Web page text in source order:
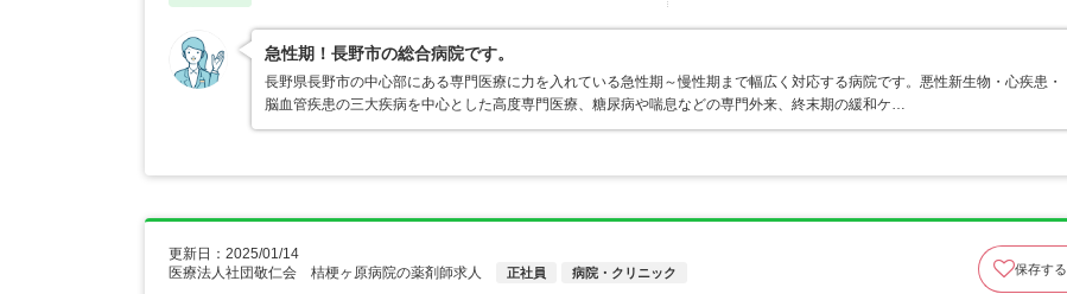
急性期！長野市の総合病院です。
長野県長野市の中心部にある専門医療に力を入れている急性期～慢性期まで幅広く対応する病院です。悪性新生物・心疾患・
脳血管疾患の三大疾病を中心とした高度専門医療、糖尿病や喘息などの専門外来、終末期の緩和ケ…
更新日：2025/01/14
医療法人社団敬仁会 桔梗ヶ原病院の薬剤師求人
正社員 病院・クリニック 保存する